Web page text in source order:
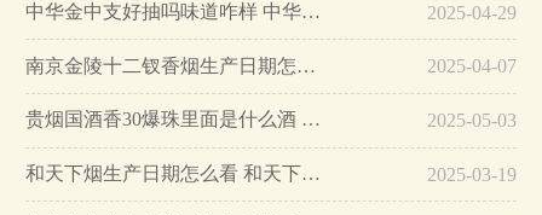
中华金中支好抽吗味道咋样 中华金中支口感特点介绍… 2025-04-29
南京金陵十二钗香烟生产日期怎么看 南京金陵十二钗香烟保质期… 2025-04-07
贵烟国酒香30爆珠里面是什么酒 贵烟国酒香30怎么辨别真假… 2025-05-03
和天下烟生产日期怎么看 和天下烟真假辨别方法六个方面… 2025-03-19